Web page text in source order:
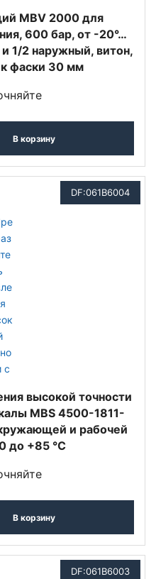
MBV 2000 для
600 бар, от -20°…
1/2 наружный, витон,
фаски 30 мм
В корзину
DF:061B6004
высокой точности
MBS 4500-1811-
и рабочей
до +85 °C
В корзину
DF:061B6003